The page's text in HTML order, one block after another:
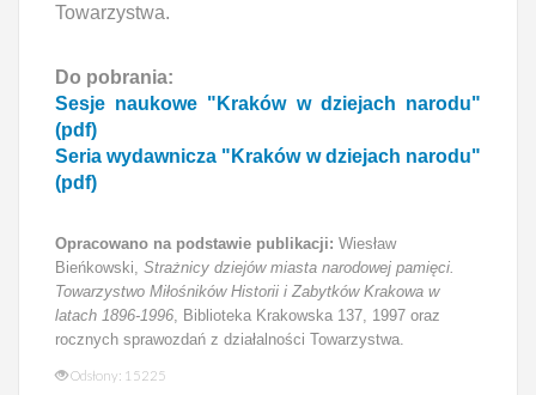
Towarzystwa.
Do pobrania:
Sesje naukowe "Kraków w dziejach narodu"
(pdf)
Seria wydawnicza "Kraków w dziejach narodu"
(pdf)
Opracowano na podstawie publikacji: Wiesław
Bieńkowski, Strażnicy dziejów miasta narodowej pamięci.
Towarzystwo Miłośników Historii i Zabytków Krakowa w
latach 1896-1996, Biblioteka Krakowska 137, 1997 oraz
rocznych sprawozdań z działalności Towarzystwa.
Odsłony: 15225